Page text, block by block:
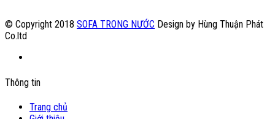
© Copyright 2018 SOFA TRONG NƯỚC Design by Hùng Thuận Phát
Co.ltd
Thông tin
Trang chủ